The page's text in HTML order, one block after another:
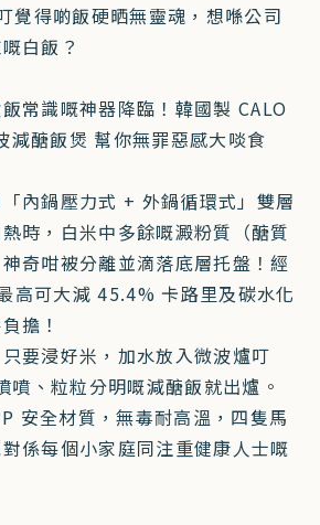
覺得啲飯硬晒無靈魂，想喺公司
白飯？
常識嘅神器降臨！韓國製 CALO
減醣飯煲 幫你無罪惡感大啖食
內鍋壓力式 + 外鍋循環式」雙層
時，白米中多餘嘅澱粉質（醣質
奇咁被分離並滴落底層托盤！經
高可大減 45.4% 卡路里及碳水化
擔！
要浸好米，加水放入微波爐叮
噴、粒粒分明嘅減醣飯就出爐。
安全材質，無毒耐高溫，四隻馬
係每個小家庭同注重健康人士嘅